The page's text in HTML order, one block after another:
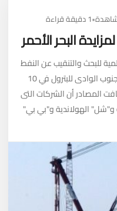
•1 دقيقة قراءة
البحر الأحمر
للبحث والتنقيب عن النفط
والغاز بالبحر الأحمر والتى طرحتها شركة جنوب الوادى للبترول في 10
المصادر أن الشركات التى
الهولاندية و"بي بي"